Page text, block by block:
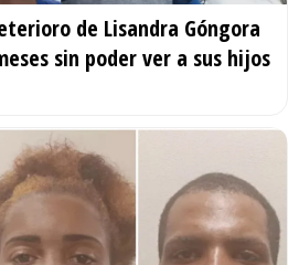
de Lisandra Góngora
sin poder ver a sus hijos